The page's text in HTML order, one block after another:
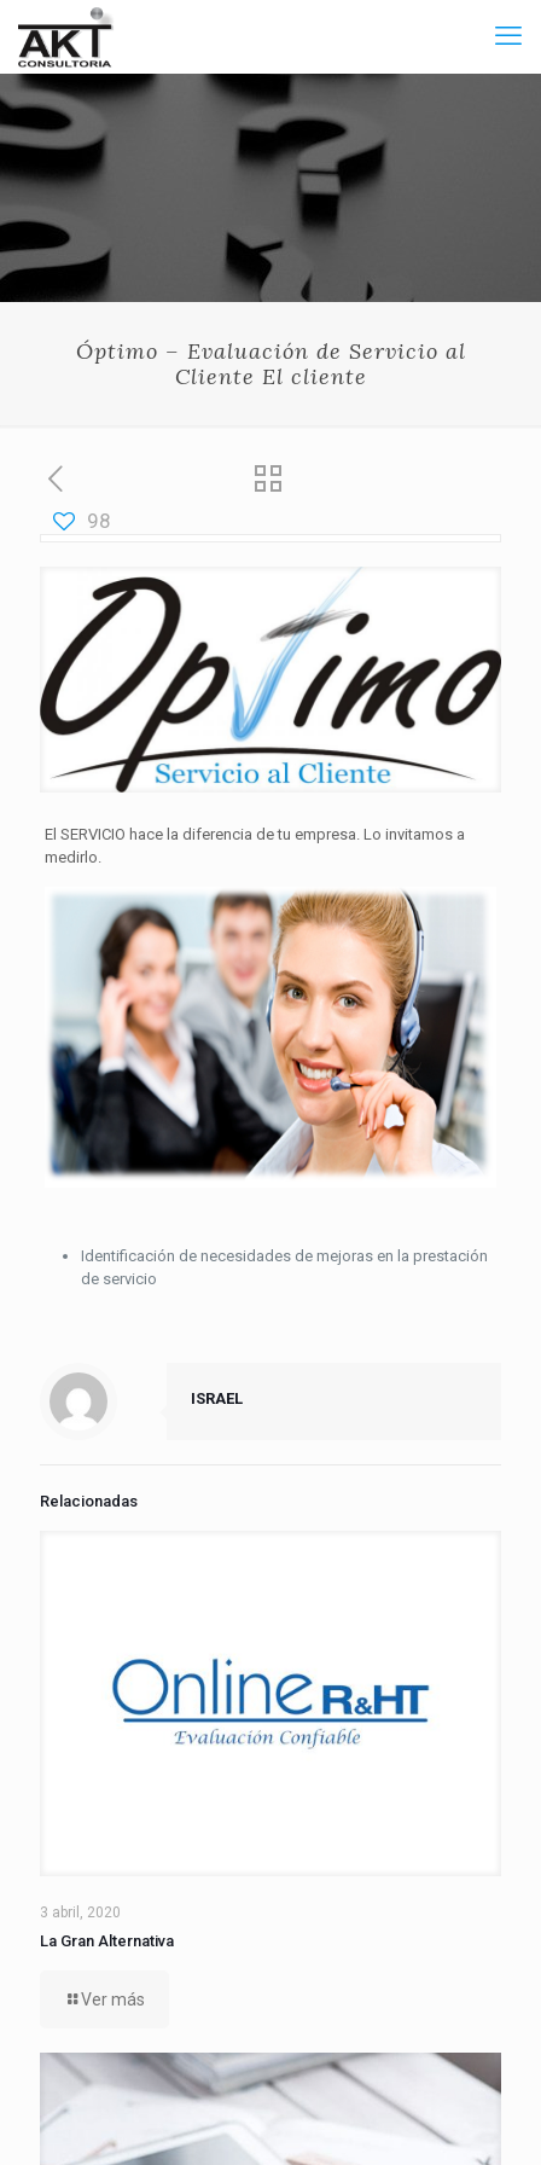
Óptimo – Evaluación de Servicio al
Cliente El cliente
98
El SERVICIO hace la diferencia de tu empresa. Lo invitamos a
medirlo.
Identificación de necesidades de mejoras en la prestación
de servicio
ISRAEL
Relacionadas
3 abril, 2020
La Gran Alternativa
Ver más